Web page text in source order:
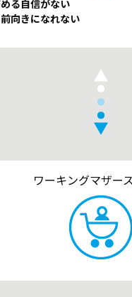
る自信がない
向きになれない
ワーキングマザー